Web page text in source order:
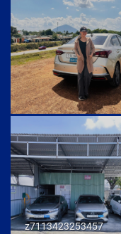
z7113423253457